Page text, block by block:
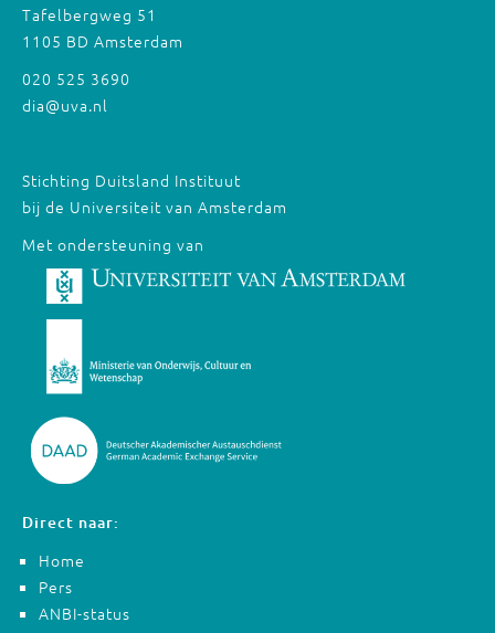
Tafelbergweg 51
1105 BD Amsterdam
020 525 3690
dia@uva.nl
Stichting Duitsland Instituut
bij de Universiteit van Amsterdam
Met ondersteuning van
Direct naar:
Home
Pers
ANBI-status